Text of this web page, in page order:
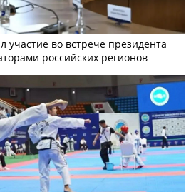
участие во встрече президента
российских регионов